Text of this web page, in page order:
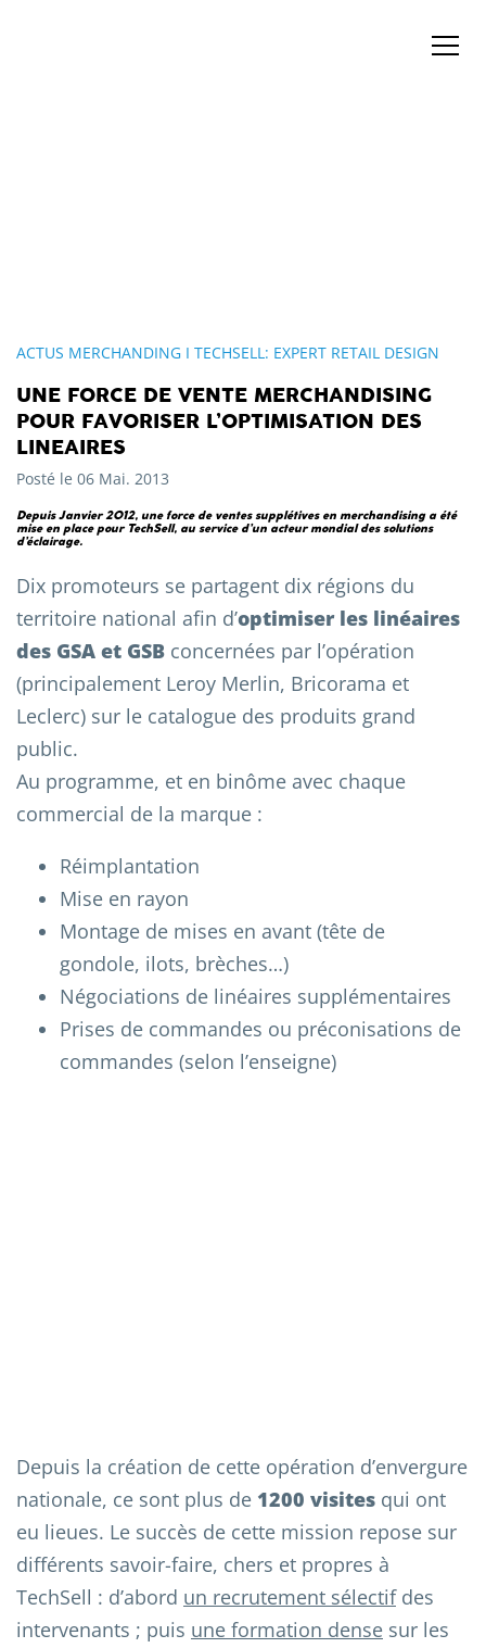
ACTUS MERCHANDING I TECHSELL: EXPERT RETAIL DESIGN
UNE FORCE DE VENTE MERCHANDISING
POUR FAVORISER L’OPTIMISATION DES
LINEAIRES
Posté le 06 Mai. 2013
Depuis Janvier 2012, une force de ventes supplétives en merchandisinga été
mise en place pour TechSell, au service d’un acteur mondial des solutions
d’éclairage.
Dix promoteurs se partagent dix régions du
territoire national afin d’optimiser les linéaires
des GSA et GSB concernées par l’opération
(principalement Leroy Merlin, Bricorama et
Leclerc) sur le catalogue des produits grand
public.
Au programme, et en binôme avec chaque
commercial de la marque :
Réimplantation
Mise en rayon
Montage de mises en avant (tête de
gondole, ilots, brèches…)
Négociations de linéaires supplémentaires
Prises de commandes ou préconisations de
commandes (selon l’enseigne)
Depuis la création de cette opération d’envergure
nationale, ce sont plus de 1200 visites qui ont
eu lieues. Le succès de cette mission repose sur
différents savoir-faire, chers et propres à
TechSell : d’abord un recrutement sélectifdes
intervenants ; puis une formation dense sur les